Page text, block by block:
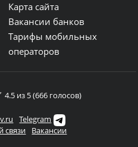
Карта сайта
Вакансии банков
Тарифы мобильных
операторов
4.5 из 5 (666 голосов)
Telegram
связи
Вакансии